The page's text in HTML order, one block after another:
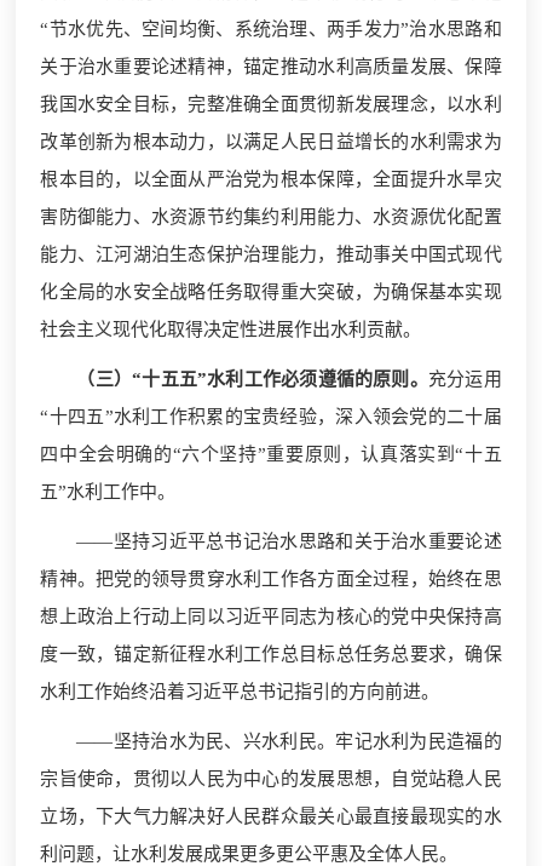
“节水优先、空间均衡、系统治理、两手发力”治水思路和
关于治水重要论述精神，锚定推动水利高质量发展、保障
我国水安全目标，完整准确全面贯彻新发展理念，以水利
改革创新为根本动力，以满足人民日益增长的水利需求为
根本目的，以全面从严治党为根本保障，全面提升水旱灾
害防御能力、水资源节约集约利用能力、水资源优化配置
能力、江河湖泊生态保护治理能力，推动事关中国式现代
化全局的水安全战略任务取得重大突破，为确保基本实现
社会主义现代化取得决定性进展作出水利贡献。
（三）“十五五”水利工作必须遵循的原则。 充分运用
“十四五”水利工作积累的宝贵经验，深入领会党的二十届
四中全会明确的“六个坚持”重要原则，认真落实到“十五
五”水利工作中。
——坚持习近平总书记治水思路和关于治水重要论述
精神。把党的领导贯穿水利工作各方面全过程，始终在思
想上政治上行动上同以习近平同志为核心的党中央保持高
度一致，锚定新征程水利工作总目标总任务总要求，确保
水利工作始终沿着习近平总书记指引的方向前进。
——坚持治水为民、兴水利民。牢记水利为民造福的
宗旨使命，贯彻以人民为中心的发展思想，自觉站稳人民
立场，下大气力解决好人民群众最关心最直接最现实的水
利问题，让水利发展成果更多更公平惠及全体人民。